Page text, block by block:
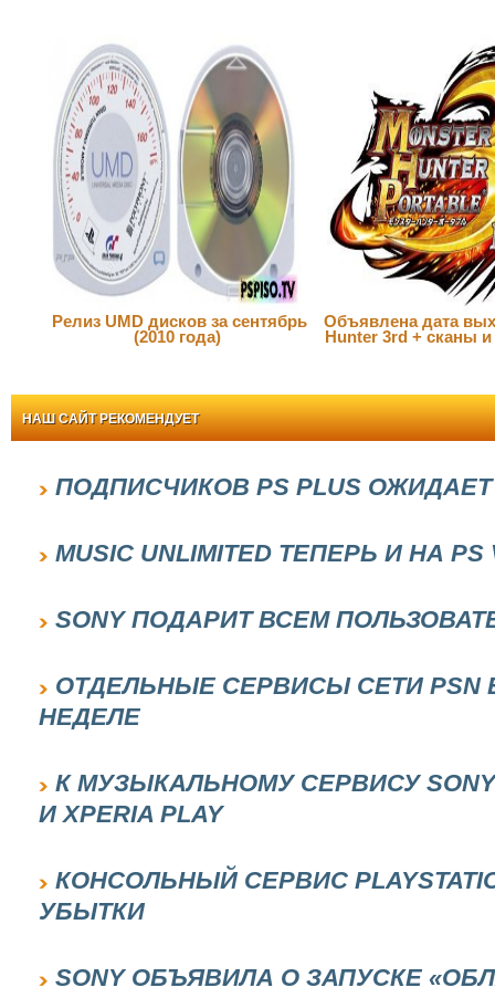
Релиз UMD дисков за сентябрь
(2010 года)
Объявлена дата
Hunter 3rd + сканы
НАШ САЙТ РЕКОМЕНДУЕТ
ПОДПИСЧИКОВ PS PLUS
MUSIC UNLIMITED ТЕПЕРЬ И НА PS
SONY ПОДАРИТ ВСЕМ
ОТДЕЛЬНЫЕ СЕРВИСЫ СЕТИ PSN
НЕДЕЛЕ
К МУЗЫКАЛЬНОМУ СЕРВИСУ
И XPERIA PLAY
КОНСОЛЬНЫЙ СЕРВИС
УБЫТКИ
SONY ОБЪЯВИЛА О ЗАПУСКЕ